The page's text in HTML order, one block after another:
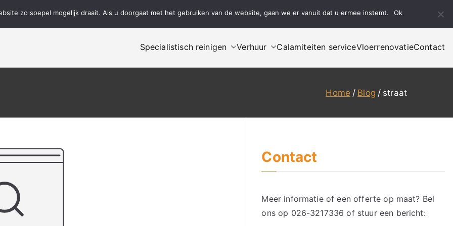
Bel ons Mail ons
reinigen, renovatie en onderhoud!
Specialistisch reinigen Verhuur Calamiteiten serviceVloerrenovatieContact
Home Blog straat
Contact
Meer informatie of een offerte op maat? Bel
ons op 026-3217336 of stuur een bericht:
zo soepel mogelijk draait. Als u doorgaat met het gebruiken van de website, gaan we er vanuit dat u ermee instemt. Ok